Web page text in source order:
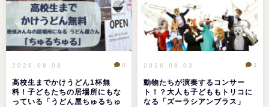
2026.08.08
高校生までかけうどん1杯無
料！子どもたちの居場所にもな
っている「うどん屋ちゅるちゅ
0 2026.08.03
動物たちが演奏するコンサー
ト！？大人も子どももトリコに
なる「ズーラシアンブラス」
1